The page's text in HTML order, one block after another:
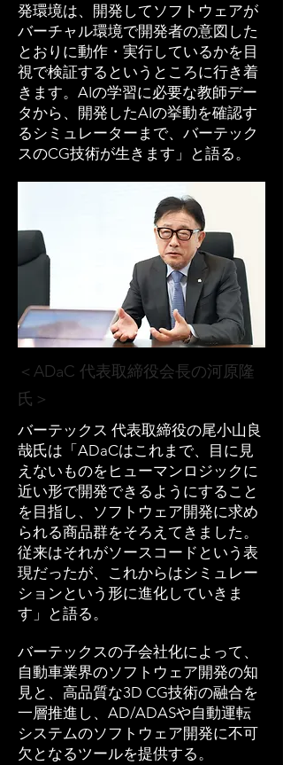
発環境は、開発してソフトウェアが
バーチャル環境で開発者の意図した
とおりに動作・実行しているかを目
視で検証するというところに行き着
きます。AIの学習に必要な教師デー
タから、開発したAIの挙動を確認す
るシミュレーターまで、バーテック
スのCG技術が生きます」と語る。
＜ADaC 代表取締役会長の河原隆
氏＞
バーテックス 代表取締役の尾小山良
哉氏は「ADaCはこれまで、目に見
えないものをヒューマンロジックに
近い形で開発できるようにすること
を目指し、ソフトウェア開発に求め
られる商品群をそろえてきました。
従来はそれがソースコードという表
現だったが、これからはシミュレー
ションという形に進化していきま
す」と語る。
バーテックスの子会社化によって、
自動車業界のソフトウェア開発の知
見と、高品質な3D CG技術の融合を
一層推進し、AD/ADASや自動運転
システムのソフトウェア開発に不可
欠となるツールを提供する。